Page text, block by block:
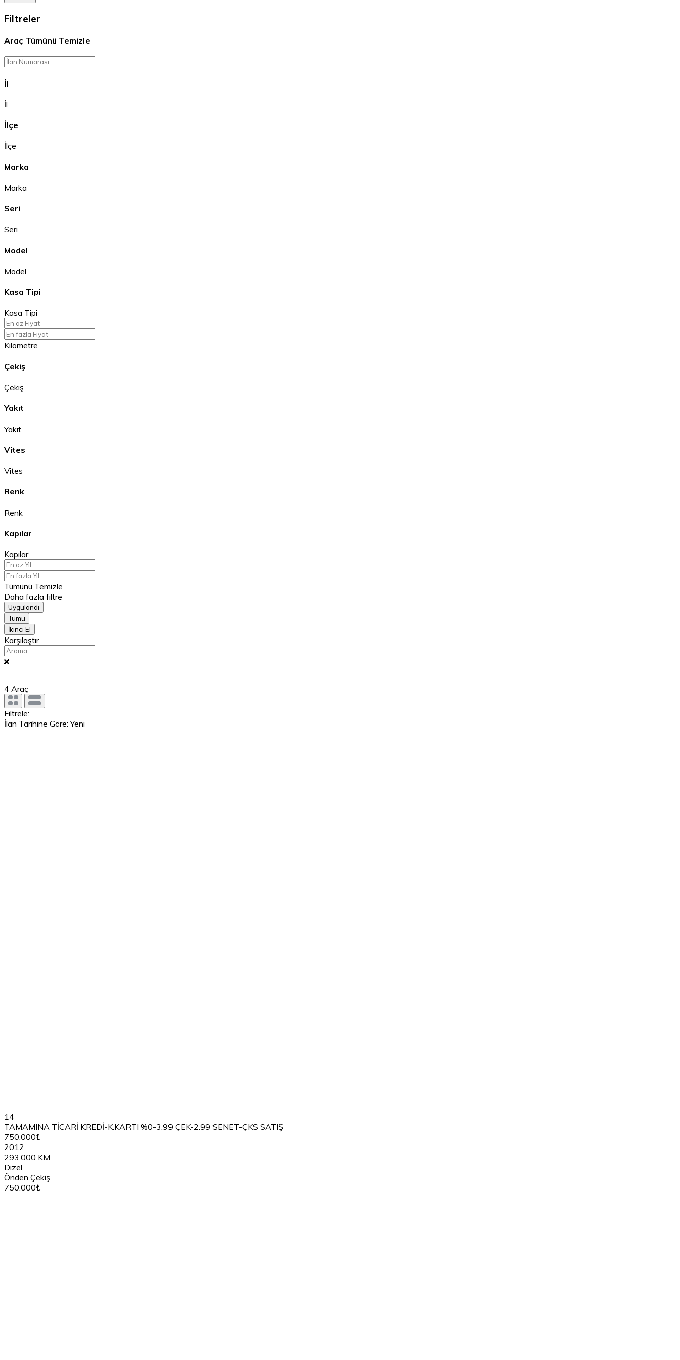
Filtreler
Araç Tümünü Temizle
İl
İl
İlçe
İlçe
Marka
Marka
Seri
Seri
Model
Model
Kasa Tipi
Kasa Tipi
Kilometre
Çekiş
Çekiş
Yakıt
Yakıt
Vites
Vites
Renk
Renk
Kapılar
Kapılar
Tümünü Temizle
Daha fazla filtre
Uygulandı
Tümü
İkinci El
Karşılaştır
4 Araç
Filtrele:
İlan Tarihine Göre: Yeni
14
TAMAMINA TİCARİ KREDİ-K.KARTI %0-3.99 ÇEK-2.99 SENET-ÇKS SATIŞ
750.000₺
2012
293,000 KM
Dizel
Önden Çekiş
750.000₺